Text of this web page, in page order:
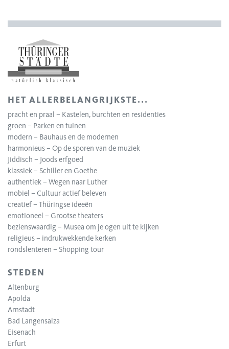
HET ALLERBELANGRIJKSTE...
pracht en praal – Kastelen, burchten en residenties
groen – Parken en tuinen
modern – Bauhaus en de modernen
harmonieus – Op de sporen van de muziek
Jiddisch – Joods erfgoed
klassiek – Schiller en Goethe
authentiek – Wegen naar Luther
mobiel – Cultuur actief beleven
creatief – Thüringse ideeën
emotioneel – Grootse theaters
bezienswaardig – Musea om je ogen uit te kijken
religieus – indrukwekkende kerken
rondslenteren – Shopping tour
STEDEN
Altenburg
Apolda
Arnstadt
Bad Langensalza
Eisenach
Erfurt